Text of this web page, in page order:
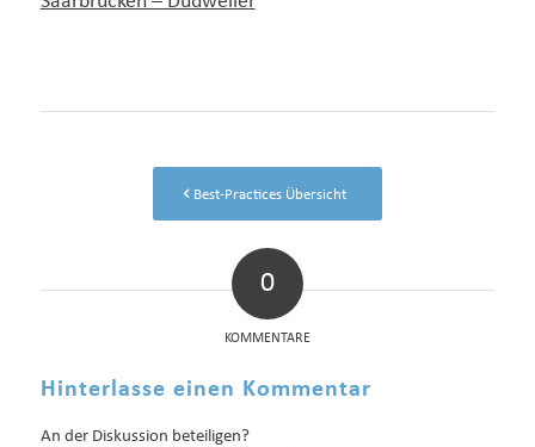
Best-Practices Übersicht
0
KOMMENTARE
Hinterlasse einen Kommentar
An der Diskussion beteiligen?